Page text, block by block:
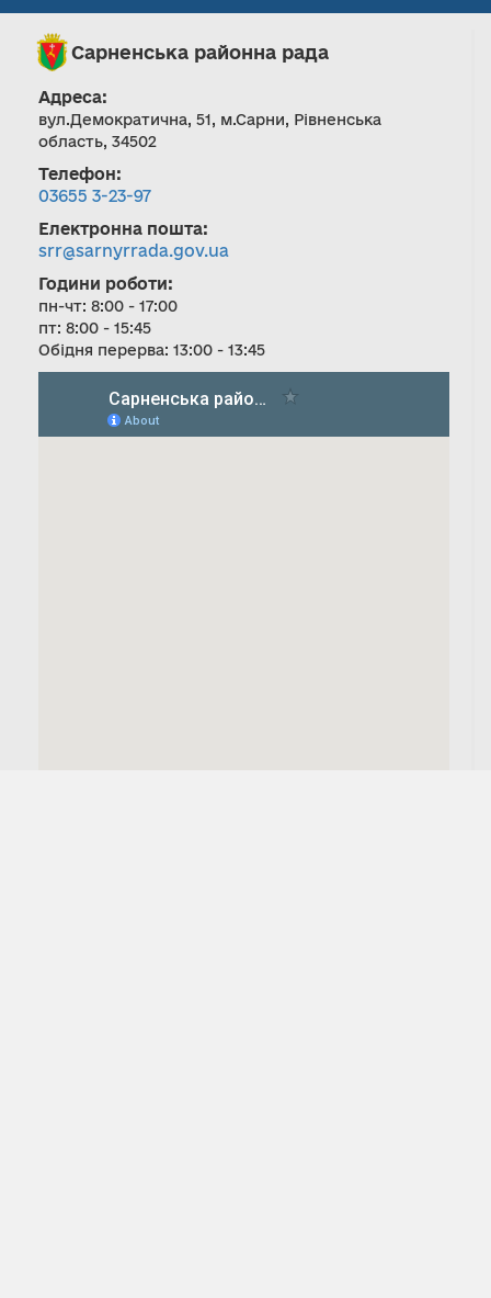
Сарненська районна рада
Адреса:
вул.Демократична, 51, м.Сарни, Рівненська
область, 34502
Телефон:
03655 3-23-97
Електронна пошта:
srr@sarnyrrada.gov.ua
Години роботи:
пн-чт: 8:00 - 17:00
пт: 8:00 - 15:45
Обідня перерва: 13:00 - 13:45